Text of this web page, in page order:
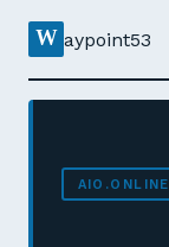
W aypoint53
AIO.ONLINE